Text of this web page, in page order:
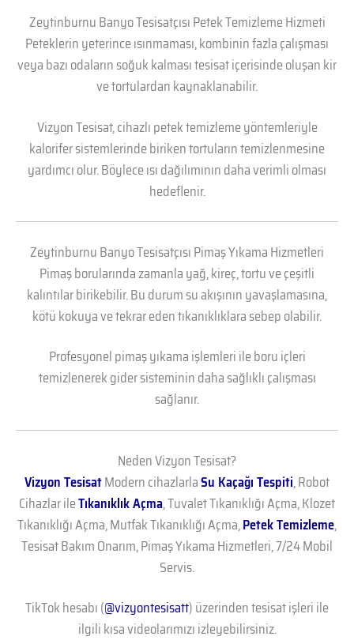
Zeytinburnu Banyo Tesisatçısı Petek Temizleme Hizmeti
Peteklerin yeterince ısınmaması, kombinin fazla çalışması
veya bazı odaların soğuk kalması tesisat içerisinde oluşan kir
ve tortulardan kaynaklanabilir.
Vizyon Tesisat, cihazlı petek temizleme yöntemleriyle
kalorifer sistemlerinde biriken tortuların temizlenmesine
yardımcı olur. Böylece ısı dağılımının daha verimli olması
hedeflenir.
Zeytinburnu Banyo Tesisatçısı Pimaş Yıkama Hizmetleri
Pimaş borularında zamanla yağ, kireç, tortu ve çeşitli
kalıntılar birikebilir. Bu durum su akışının yavaşlamasına,
kötü kokuya ve tekrar eden tıkanıklıklara sebep olabilir.
Profesyonel pimaş yıkama işlemleri ile boru içleri
temizlenerek gider sisteminin daha sağlıklı çalışması
sağlanır.
Neden Vizyon Tesisat?
Vizyon TesisatModern cihazlarlaSu Kaçağı Tespiti, Robot
Cihazlar ileTıkanıklık Açma, Tuvalet Tıkanıklığı Açma, Klozet
Tıkanıklığı Açma, Mutfak Tıkanıklığı Açma,Petek Temizleme,
Tesisat Bakım Onarım, Pimaş Yıkama Hizmetleri, 7/24 Mobil
Servis.
TikTok hesabı (@vizyontesisatt) üzerinden tesisat işleri ile
ilgili kısa videolarımızı izleyebilirsiniz.